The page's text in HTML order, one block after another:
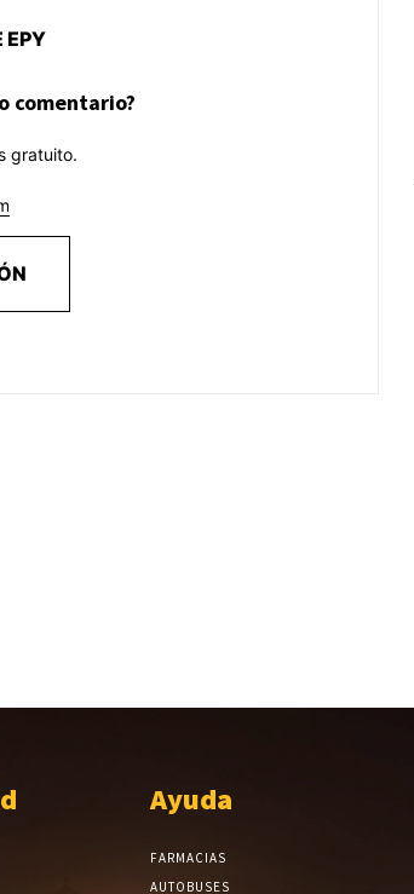
EPY
comentario?
gratuito.
Ayuda
FARMACIAS
AUTOBUSES